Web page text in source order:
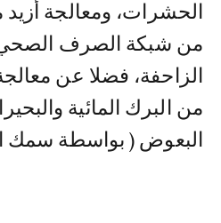
من شبكة الصرف
من البرك المائية
البعوض ( بواسطة سمك